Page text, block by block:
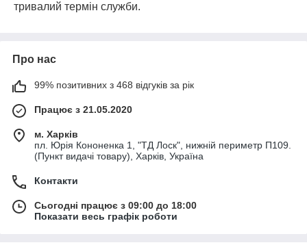
тривалий термін служби.
Про нас
99% позитивних з 468 відгуків за рік
Працює з 21.05.2020
м. Харків
пл. Юрія Кононенка 1, "ТД Лоск", нижній периметр П109.
(Пункт видачі товару), Харків, Україна
Контакти
Сьогодні працює з 09:00 до 18:00
Показати весь графік роботи